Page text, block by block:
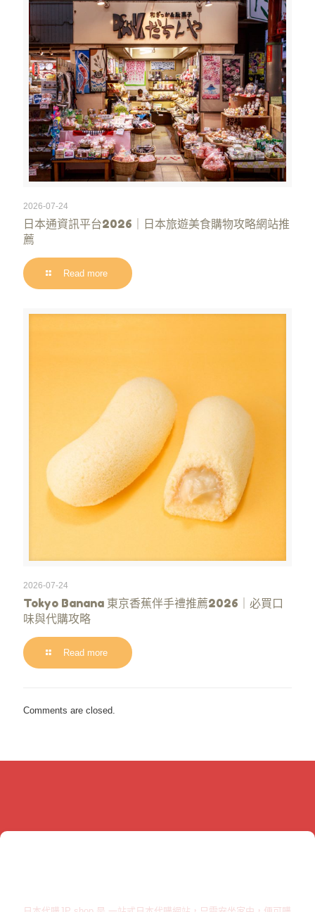
2026-07-24
日本通資訊平台2026｜日本旅遊美食購物攻略網站推
薦
Read more
2026-07-24
Tokyo Banana 東京香蕉伴手禮推薦2026｜必買口
味與代購攻略
Read more
Comments are closed.